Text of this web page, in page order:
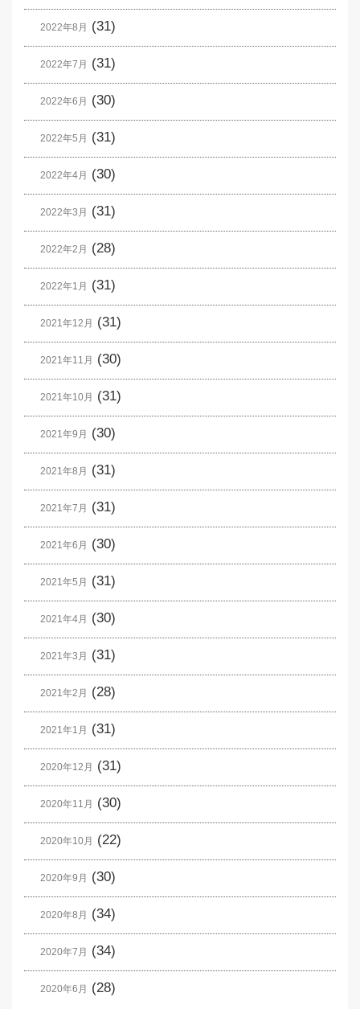
2022年8月 (31)
2022年7月 (31)
2022年6月 (30)
2022年5月 (31)
2022年4月 (30)
2022年3月 (31)
2022年2月 (28)
2022年1月 (31)
2021年12月 (31)
2021年11月 (30)
2021年10月 (31)
2021年9月 (30)
2021年8月 (31)
2021年7月 (31)
2021年6月 (30)
2021年5月 (31)
2021年4月 (30)
2021年3月 (31)
2021年2月 (28)
2021年1月 (31)
2020年12月 (31)
2020年11月 (30)
2020年10月 (22)
2020年9月 (30)
2020年8月 (34)
2020年7月 (34)
2020年6月 (28)